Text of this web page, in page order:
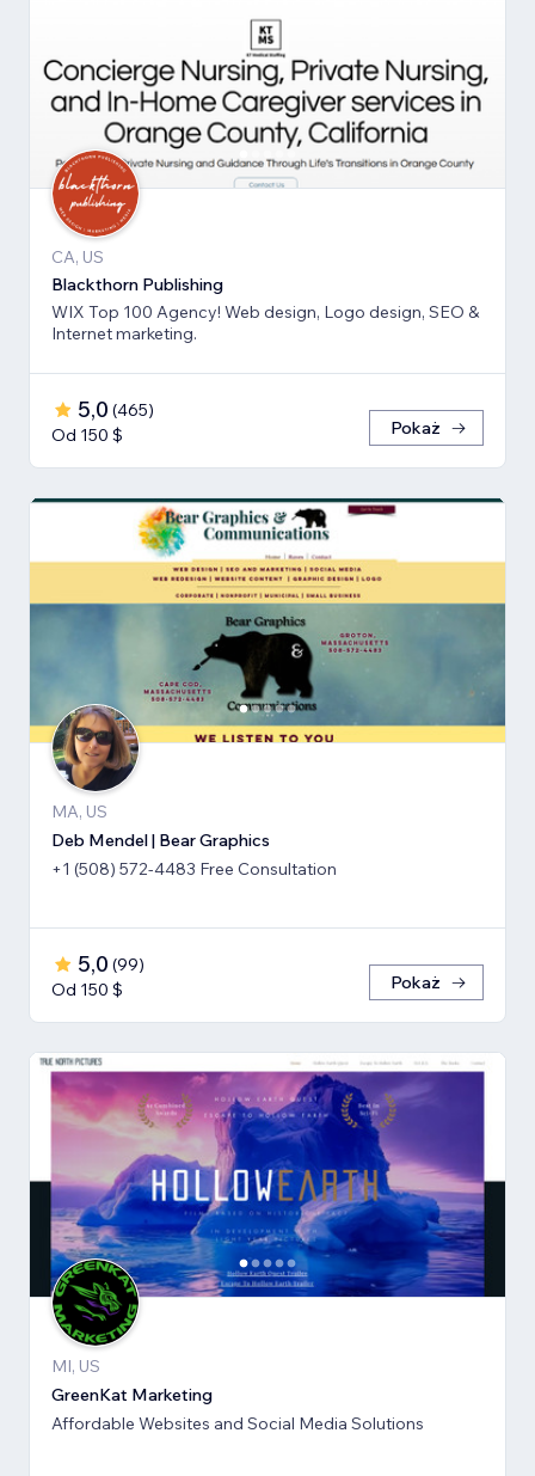
CA, US
Blackthorn Publishing
WIX Top 100 Agency! Web design, Logo design, SEO &
Internet marketing.
5,0 (465)
Od 150 $
Pokaż
MA, US
Deb Mendel | Bear Graphics
+1 (508) 572-4483 Free Consultation
5,0 (99)
Od 150 $
Pokaż
MI, US
GreenKat Marketing
Affordable Websites and Social Media Solutions